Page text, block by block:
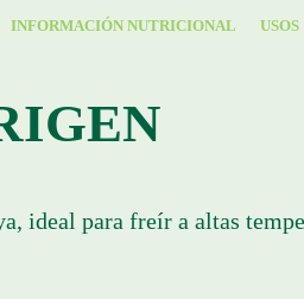
INFORMACIÓN NUTRICIONAL USOS
ideal para freír a altas